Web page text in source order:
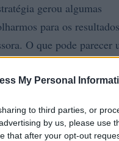
My Personal
to third parties, or
by us, please use
that after your opt-out
gerou algumas
para os
O que pode parecer
às novas dinâmicas do
emergente.